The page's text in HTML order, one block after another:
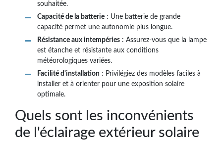
souhaitée.
Capacité de la batterie : Une batterie de grande
capacité permet une autonomie plus longue.
Résistance aux intempéries : Assurez-vous que la lampe
est étanche et résistante aux conditions
météorologiques variées.
Facilité d'installation : Privilégiez des modèles faciles à
installer et à orienter pour une exposition solaire
optimale.
Quels sont les inconvénients
de l'éclairage extérieur solaire